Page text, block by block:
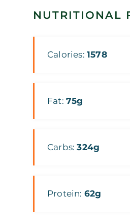
NUTRITIONAL
Calories: 1578
Fat: 75g
Carbs:324g
Protein: 62g